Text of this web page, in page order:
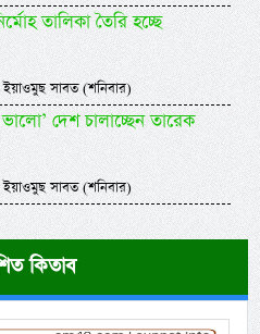
তালিকা তৈরি হচ্ছে
সাবত (শনিবার)
দেশ চালাচ্ছেন তারেক
সাবত (শনিবার)
কিতাব